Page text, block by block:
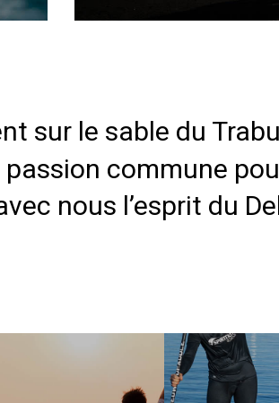
sur le sable du
commune
nous l’esprit du